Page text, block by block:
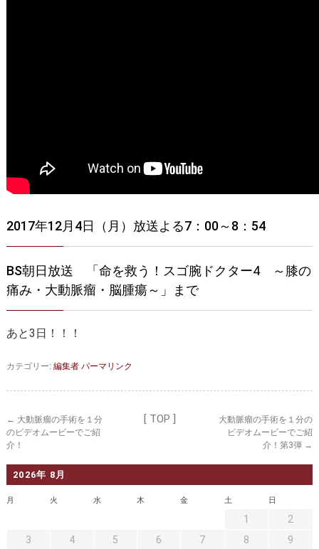
手術概要 ご紹介いただく場合
医師募集情報 ドクターカー
トピックス一覧
2017年12月4日（月）放送よる7：00～8：54
BS朝日放送 「 命を救う！スゴ腕ドクター4 ～膝の
痛み・大動脈瘤・脳腫瘍～」まで
あと3日！！！
カテゴリー:編集者パーマリンク
← 大動脈瘤の手術を１分
のビデオムービーでご紹
介！
[ TOP ]
大動脈瘤の手術を１分の
ビデオムービーでご紹
介！第3弾 →
2026年 8月
月 火 水 木 金 土 日
1
2
3
4 5 6 7 8
9